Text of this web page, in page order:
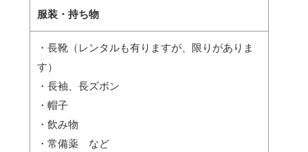
服装・持ち物
・長靴（レンタルも有りますが、限りがありま
す）
・長袖、長ズボン
・帽子
・飲み物
・常備薬 など